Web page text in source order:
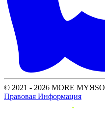
© 2021 - 2026 MORE MYЯSO
Правовая Информация